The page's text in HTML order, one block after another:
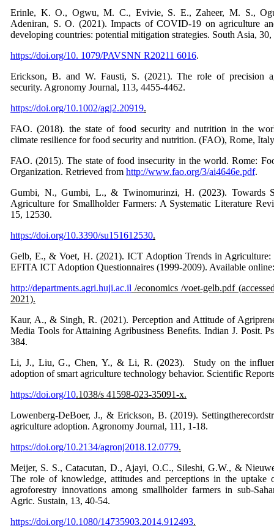
Erinle, K. O., Ogwu, M. C., Evivie, S. E., Zaheer, M. S.,
Adeniran, S. O. (2021). Impacts of COVID-19 on agriculture
developing countries: potential mitigation strategies. South Asia, 30,
https://doi.org/10. 1079/PAVSNN R20211 6016.
Erickson, B. and W. Fausti, S. (2021). The role of precision
security. Agronomy Journal, 113, 4455-4462.
https://doi.org/10.1002/agj2.20919.
FAO. (2018). the state of food security and nutrition in the
climate resilience for food security and nutrition. (FAO), Rome,
FAO. (2015). The state of food insecurity in the world. Rome:
Organization. Retrieved from http://www.fao.org/3/ai4646e.pdf.
Gumbi, N., Gumbi, L., & Twinomurinzi, H. (2023). Towards
Agriculture for Smallholder Farmers: A Systematic Literature
15, 12530.
https://doi.org/10.3390/su151612530.
Gelb, E., & Voet, H. (2021). ICT Adoption Trends in Agriculture:
EFITA ICT Adoption Questionnaires (1999-2009). Available online:
http://departments.agri.huji.ac.il /economics /voet-gelb.pdf
2021).
Kaur, A., & Singh, R. (2021). Perception and Attitude of
Media Tools for Attaining Agribusiness Beneﬁts. Indian J. Posit.
384.
Li, J., Liu, G., Chen, Y., & Li, R. (2023). Study on the
adoption of smart agriculture technology behavior. Scientific
https://doi.org/10.1038/s 41598-023-35091-x.
Lowenberg-DeBoer, J., & Erickson, B. (2019).
agriculture adoption. Agronomy Journal, 111, 1-18.
https://doi.org/10.2134/agronj2018.12.0779.
Meijer, S. S., Catacutan, D., Ajayi, O.C., Sileshi, G.W., &
The role of knowledge, attitudes and perceptions in the uptake
agroforestry innovations among smallholder farmers in sub-
Agric. Sustain, 13, 40-54.
https://doi.org/10.1080/14735903.2014.912493.